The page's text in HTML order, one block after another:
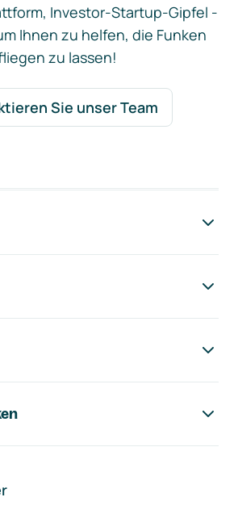
Investor-Startup-Gipfel -
Ihnen zu helfen, die Funken
zu lassen!
Sie unser Team